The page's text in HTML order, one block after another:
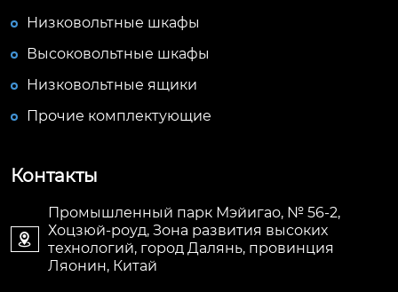
Низковольтные шкафы
Высоковольтные шкафы
Низковольтные ящики
Прочие комплектующие
Контакты

Промышленный парк Мэйигао, № 56-2,
Хоцзюй-роуд, Зона развития высоких
технологий, город Далянь, провинция
Ляонин, Китай